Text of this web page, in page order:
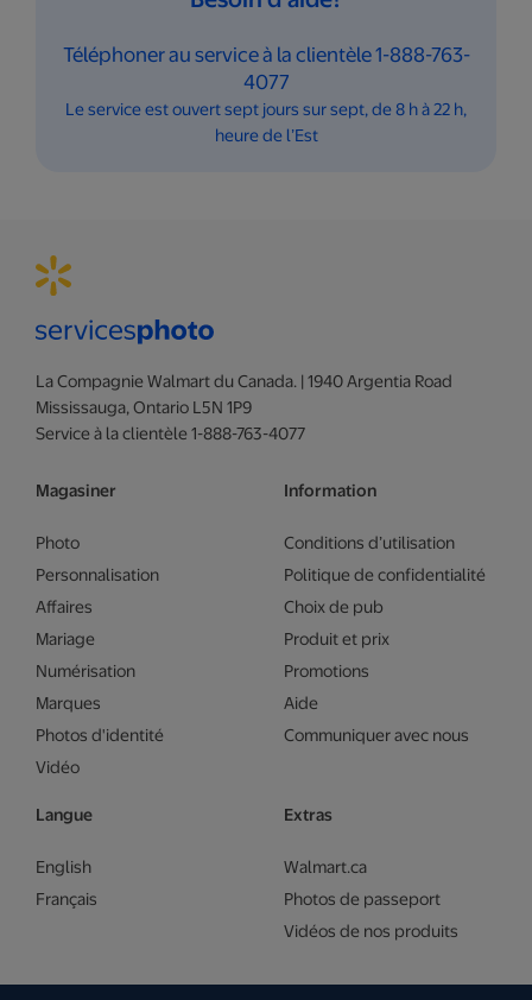
Téléphoner au service à la clientèle 1-888-763-
4077
Le service est ouvert sept jours sur sept, de 8 h à 22 h,
heure de l’Est
La Compagnie Walmart du Canada. | 1940 Argentia Road
Mississauga, Ontario L5N 1P9
Service à la clientèle 1-888-763-4077
Magasiner
Photo
Personnalisation
Affaires
Mariage
Numérisation
Marques
Photos d'identité
Vidéo
Langue
English
Français
Information
Conditions d’utilisation
Politique de confidentialité
Choix de pub
Produit et prix
Promotions
Aide
Communiquer avec nous
Extras
Walmart.ca
Photos de passeport
Vidéos de nos produits